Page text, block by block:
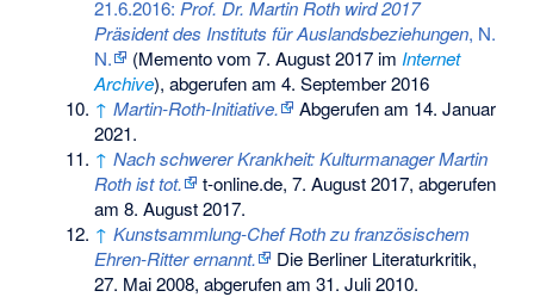
21.6.2016: Prof. Dr. Martin Roth wird 2017
Präsident des Instituts für Auslandsbeziehungen, N.
N.
(Mementovom 7. August 2017 im Internet
Archive), abgerufen am 4. September 2016
↑ Martin-Roth-Initiative.
Abgerufen am 14. Januar
2021.
↑ Nach schwerer Krankheit: Kulturmanager Martin
Roth ist tot.
t-online.de, 7. August 2017, abgerufen
am 8. August 2017.
↑ Kunstsammlung-Chef Roth zu französischem
Ehren-Ritter ernannt.
Die Berliner Literaturkritik,
27. Mai 2008, abgerufen am 31. Juli 2010.